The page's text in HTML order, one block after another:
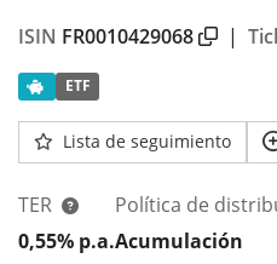
ISIN FR0010429068 |
ETF
Lista de seguimiento
TER
0,55% p.a.
Política de
Acumulación